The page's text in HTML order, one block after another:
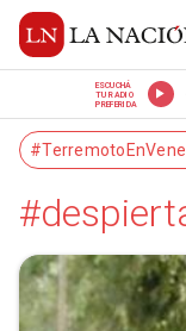
ESCUCHÁ
TU RADIO
PREFERIDA